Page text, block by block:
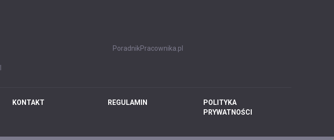
PoradnikPracownika.pl
KONTAKT REGULAMIN
POLITYKA
PRYWATNOŚCI